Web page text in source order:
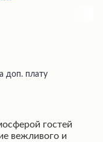
доп. плату
гостей
вежливого и